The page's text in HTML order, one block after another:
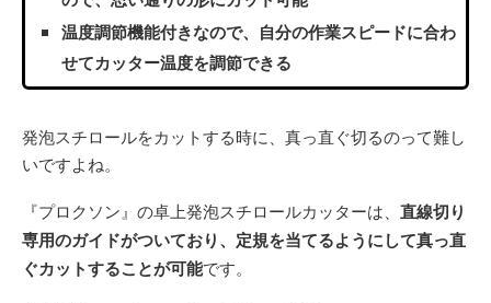
温度調節機能付きなので、自分の作業スピードに合わ
せてカッター温度を調節できる
発泡スチロールをカットする時に、真っ直ぐ切るのって難し
いですよね。
『プロクソン』の卓上発泡スチロールカッターは、 直線切り
専用のガイドがついており、定規を当てるようにして真っ直
ぐカットすることが可能です。